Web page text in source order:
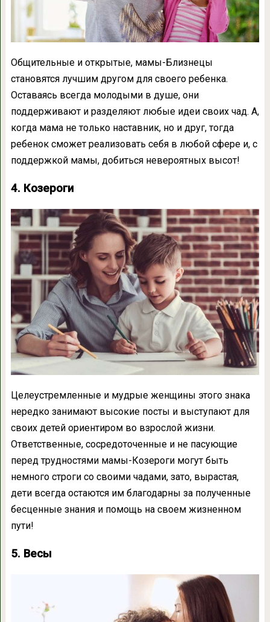
Общительные и открытые, мамы-Близнецы
становятся лучшим другом для своего ребенка.
Оставаясь всегда молодыми в душе, они
поддерживают и разделяют любые идеи своих чад. А,
когда мама не только наставник, но и друг, тогда
ребенок сможет реализовать себя в любой сфере и, с
поддержкой мамы, добиться невероятных высот!
4. Козероги
Целеустремленные и мудрые женщины этого знака
нередко занимают высокие посты и выступают для
своих детей ориентиром во взрослой жизни.
Ответственные, сосредоточенные и не пасующие
перед трудностями мамы-Козероги могут быть
немного строги со своими чадами, зато, вырастая,
дети всегда остаются им благодарны за полученные
бесценные знания и помощь на своем жизненном
пути!
5. Весы